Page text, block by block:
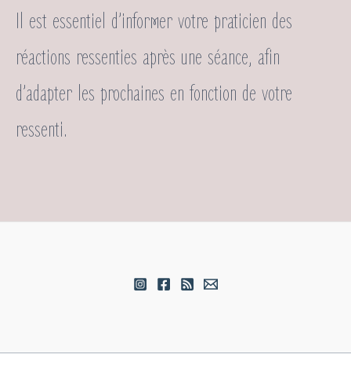
Il est essentiel d’informer votre praticien des
réactions ressenties après une séance, afin
d’adapter les prochaines en fonction de votre
ressenti.